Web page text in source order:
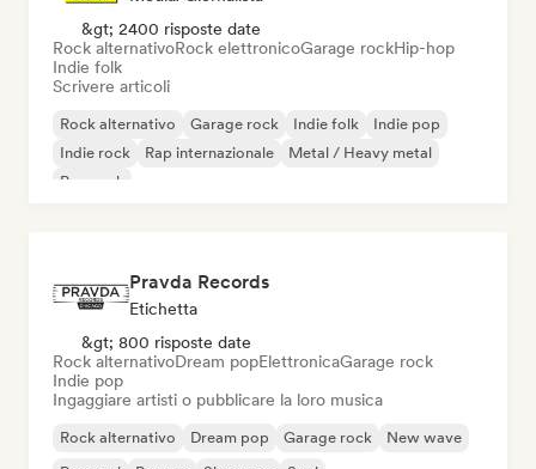
&gt; 2400 risposte date
Rock alternativoRock elettronicoGarage rockHip-hop
Indie folk
Scrivere articoli
Rock alternativo Garage rock Indie folk
Indie pop
Indie rock
Rap internazionale
Metal / Heavy metal
Pop rock
Pravda Records
Etichetta
&gt; 800 risposte date
Rock alternativoDream popElettronicaGarage rock
Indie pop
Ingaggiare artisti o pubblicare la loro musica
Rock alternativo Dream pop Garage rock
New wave